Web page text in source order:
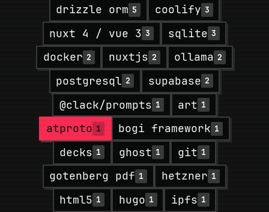
drizzle orm 5 coolify 3
nuxt 4 / vue 3 3 sqlite 3
docker 2 nuxtjs 2 ollama 2
postgresql 2 supabase 2
@clack/prompts 1 art 1
atproto 1 bogi framework 1
decks 1 ghost 1 git 1
gotenberg pdf 1 hetzner 1
html5 1 hugo 1 ipfs 1